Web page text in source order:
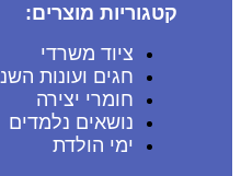
קטגוריות מוצרים:
ציוד משרדי
חגים ועונות השנה
חומרי יצירה
נושאים נלמדים
ימי הולדת